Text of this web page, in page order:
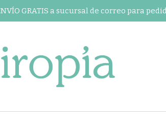
GRATIS a sucursal de correo para